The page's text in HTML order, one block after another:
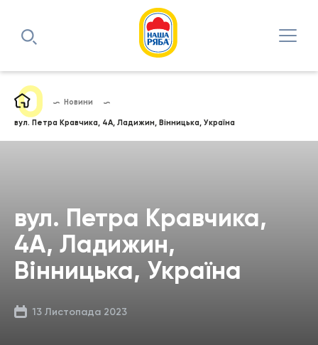
Новини
вул. Петра Кравчика, 4А, Ладижин, Вінницька, Україна
вул. Петра Кравчика,
4А, Ладижин,
Вінницька, Україна
13 Листопада 2023